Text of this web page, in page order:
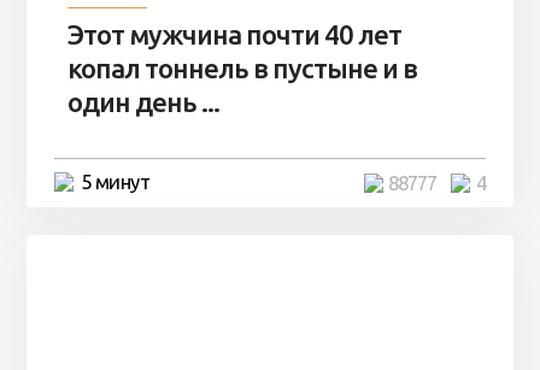
Этот мужчина почти 40 лет
копал тоннель в пустыне и в
один день ...
5 минут 4
88777